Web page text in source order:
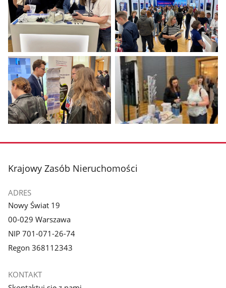
Pokaż
zdjęcie
1
z
galerii.
Pokaż
zdjęcie
galerii.
zdjęcie
galerii.
zdjęcie
galerii.
stopka
Krajowy Zasób Nieruchomości
ADRES
Nowy Świat 19
00-029 Warszawa
NIP 701-071-26-74
Regon 368112343
KONTAKT